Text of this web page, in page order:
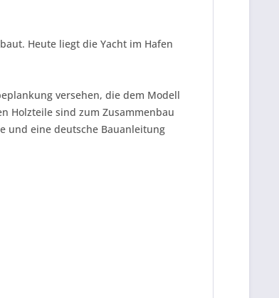
Heute liegt die Yacht im Hafen
versehen, die dem Modell
Holzteile sind zum Zusammenbau
und eine deutsche Bauanleitung